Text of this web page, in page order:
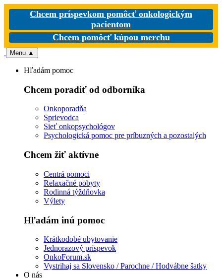
Chcem príspevkom pomôcť onkologickým
pacientom
Chcem pomôcť kúpou merchu
Menu ▲
Hľadám pomoc
Chcem poradiť od odborníka
Onkoporadňa
Sprievodca
Sieť onkopsychológov
Psychologická pomoc pre príbuzných a pozostalých
Chcem žiť aktívne
Centrá pomoci
Relaxačné pobyty
Rodinná týždňovka
Výlety
Hľadám inú pomoc
Krátkodobé ubytovanie
Jednorazový príspevok
OnkoForum.sk
Vystrihaj sa Slovensko / Parochne / Hodvábne šatky
O nás